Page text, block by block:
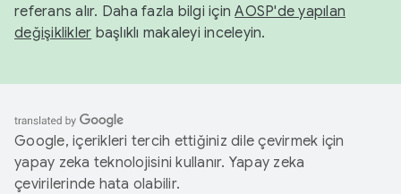
referans alır. Daha fazla bilgi içinAOSP'de yapılan
değişiklikler başlıklı makaleyi inceleyin.
Google, içerikleri tercih ettiğiniz dile çevirmek için
yapay zeka teknolojisini kullanır. Yapay zeka
çevirilerinde hata olabilir.